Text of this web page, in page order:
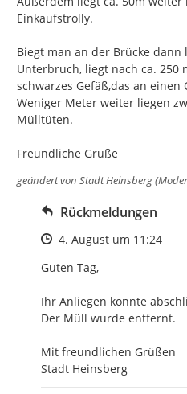
Einkaufstrolly.
Biegt man an der Brücke dann
Unterbruch, liegt nach ca. 250
schwarzes Gefäß,das an
Weniger Meter weiter liegen
Mülltüten.
Freundliche Grüße
geändert von Stadt Heinsberg
Rückmeldungen
Zeitpunkt des Erstellens
4. August um 11:24
Guten Tag,
Ihr Anliegen konnte
Der Müll wurde entfernt.
Mit freundlichen Grüßen
Stadt Heinsberg